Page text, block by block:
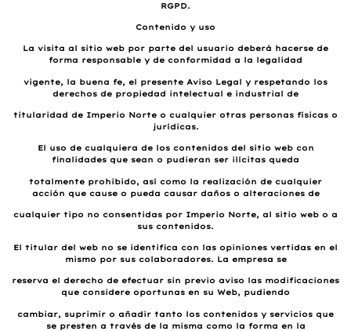
RGPD.
Contenido y uso
La visita al sitio web por parte del usuario deberá hacerse de
forma responsable y de conformidad a la legalidad
vigente, la buena fe, el presente Aviso Legal y respetando los
derechos de propiedad intelectual e industrial de
titularidad de Imperio Norte o cualquier otras personas físicas o
jurídicas.
El uso de cualquiera de los contenidos del sitio web con
finalidades que sean o pudieran ser ilícitas queda
totalmente prohibido, así como la realización de cualquier
acción que cause o pueda causar daños o alteraciones de
cualquier tipo no consentidas por Imperio Norte, al sitio web o a
sus contenidos.
El titular del web no se identifica con las opiniones vertidas en el
mismo por sus colaboradores. La empresa se
reserva el derecho de efectuar sin previo aviso las modificaciones
que considere oportunas en su Web, pudiendo
cambiar, suprimir o añadir tanto los contenidos y servicios que
se presten a través de la misma como la forma en la